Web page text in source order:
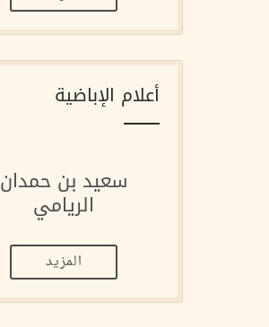
أعلام الإباضية
سعيد بن حمدان
الريامي
المزيد